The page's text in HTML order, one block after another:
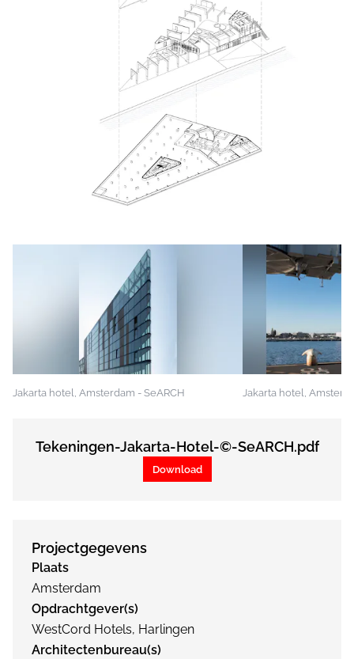
Jakarta hotel, Amsterdam - SeARCH Jakarta hotel,
Tekeningen-Jakarta-Hotel-©-SeARCH.pdf
Download
Projectgegevens
Plaats
Amsterdam
Opdrachtgever(s)
WestCord Hotels, Harlingen
Architectenbureau(s)